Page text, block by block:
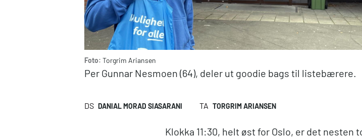
Foto: Torgrim Ariansen
Per Gunnar Nesmoen (64), deler ut goodie bags til listebærere.
DS DANIAL MORAD SIASARANI TA TORGRIM ARIANSEN
Klokka 11:30, helt øst for Oslo, er det